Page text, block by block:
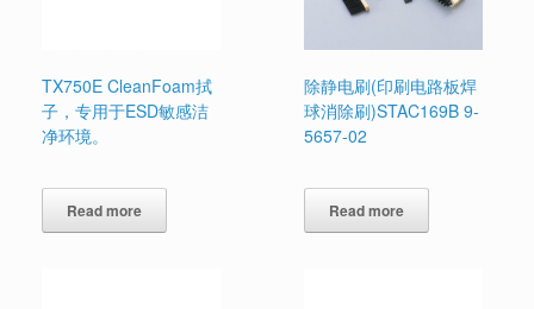
TX750E CleanFoam拭
子，专用于ESD敏感洁
净环境。
Read more
除静电刷(印刷电路板焊
球消除刷)STAC169B 9-
5657-02
Read more